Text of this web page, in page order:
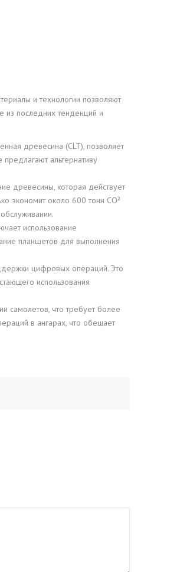
и технологии позволяют
из последних тенденций и
древесина (CLT), позволяет
альтернативу
древесины, которая действует
экономит около 600 тонн CO²
использование
планшетов для выполнения
цифровых операций. Это
использования
самолетов, что требует более
в ангарах, что обещает